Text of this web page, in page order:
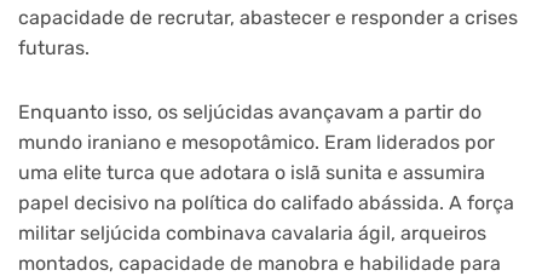
capacidade de recrutar, abastecer e responder a crises
futuras.
Enquanto isso, os seljúcidas avançavam a partir do
mundo iraniano e mesopotâmico. Eram liderados por
uma elite turca que adotara o islã sunita e assumira
papel decisivo na política do califado abássida. A força
militar seljúcida combinava cavalaria ágil, arqueiros
montados, capacidade de manobra e habilidade para